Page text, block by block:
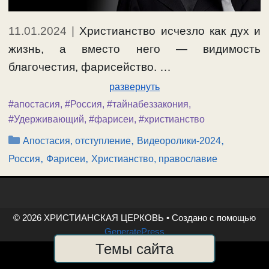
11.01.2024
Христианство исчезло как дух и
жизнь, а вместо него — видимость
благочестия, фарисейство. …
развернуть
#апостасия, #Россия, #тайнабеззакония,
#Удерживающий, #фарисеи, #христианство
Рубрики
Апостасия, отступление, Видеоролики-2024,
Россия, Фарисеи, Христианство, православие
© 2026 ХРИСТИАНСКАЯ ЦЕРКОВЬ • Создано с помощью
GeneratePress
Темы сайта